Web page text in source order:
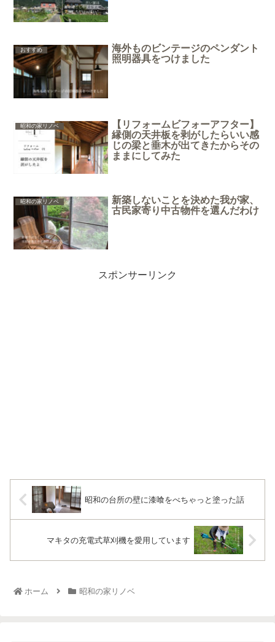
おすすめ
海外ものビンテージのペンダント
照明器具をつけました
昭和の家リノベ
【リフォームビフォーアフター】
縁側の天井板を剥がしたらいい感
じの梁と垂木が出てきたからその
ままにしてみた
昭和の家リノベ
新築しないことを決めた我が家、
古民家寄り中古物件を選んだわけ
スポンサーリンク
昭和の台所の壁に漆喰をべちゃっと塗った話
マキタの充電式草刈機を愛用しています
ホーム 昭和の家リノベ